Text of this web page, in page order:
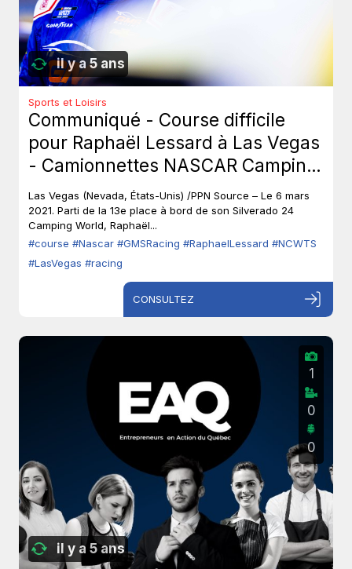
il y a 5 ans
Sports et Loisirs
Communiqué - Course difficile
pour Raphaël Lessard à Las Vegas
- Camionnettes NASCAR Camping
World (NCWTS)
Las Vegas (Nevada, États-Unis) /PPN Source – Le 6 mars
2021. Parti de la 13e place à bord de son Silverado 24
Camping World, Raphaël...
#course #Nascar #GMSRacing #RaphaelLessard #NCWTS
#LasVegas #racing
CONSULTEZ
il y a 5 ans
1
0
0